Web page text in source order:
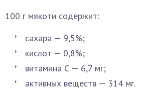
100 г мякоти содержит:
сахара — 9,5%;
кислот — 0,8%;
витамина С — 6,7 мг;
активных веществ — 314 мг.